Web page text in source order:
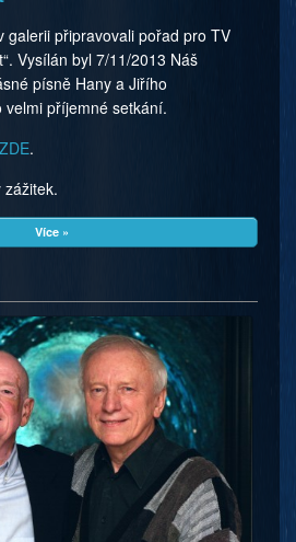
galerii připravovali pořad pro TV
Vysílán byl 7/11/2013 Náš
písně Hany a Jiřího
velmi příjemné setkání.
ZDE.
Více »